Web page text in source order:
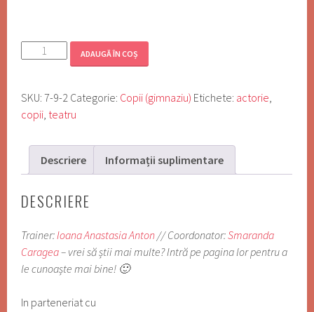
Cantitate
Out!
-
de
Teatru
14
ADAUGĂ ÎN COȘ
SKU:7-9-2 Categorie: Copii (gimnaziu) Etichete: actorie
copii teatru
Descriere Informații suplimentare
DESCRIERE
Trainer: Ioana Anastasia Anton // Coordonator:Smaranda
Caragea– vrei să știi mai multe? Intră pe pagina lor pentru a
le cunoaște mai bine! 🙂
In parteneriat cu